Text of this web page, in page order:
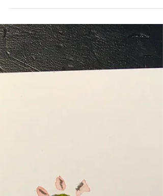
年目になります。愛かっさもその一員を入
てもらって、今年、第８回の絆音楽祭を迎
ることになりました。...